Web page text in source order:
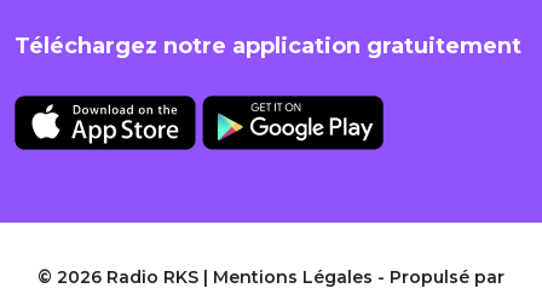
Téléchargez notre application gratuitement
© 2026 Radio RKS | Mentions Légales - Propulsé par